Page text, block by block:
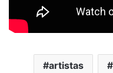
artistas